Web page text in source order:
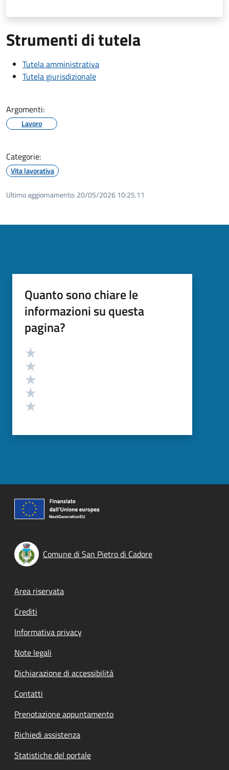
Strumenti di tutela
Tutela amministrativa
Tutela giurisdizionale
Argomenti:
Lavoro
Categorie:
Vita lavorativa
Ultimo aggiornamento: 20/05/2026 10:25.11
Quanto sono chiare le
informazioni su questa
pagina?
Valutazione
Comune di San Pietro di Cadore
Footer menu
Area riservata
Crediti
Informativa privacy
Note legali
Dichiarazione di accessibilità
Contatti
Prenotazione appuntamento
Richiedi assistenza
Statistiche del portale